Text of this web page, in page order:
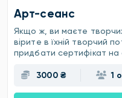
Арт-сеанс
Якщо ж, ви маєте
вірите в їхній творчий
придбати сертифікат
3000 ₴ 1